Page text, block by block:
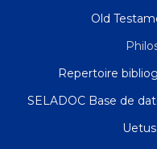
Old
Repertoire
SELADOC Base de